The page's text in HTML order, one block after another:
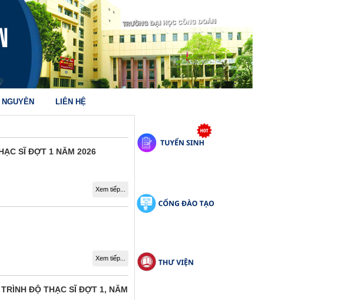
LIÊN HỆ
SĨ ĐỢT 1 NĂM 2026
Xem tiếp...
Xem tiếp...
ĐỘ THẠC SĨ ĐỢT 1, NĂM